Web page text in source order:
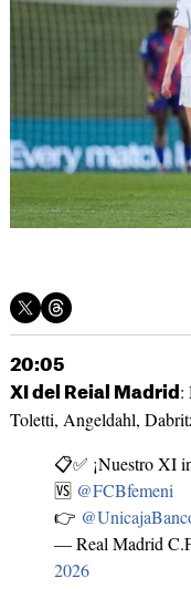
20:05
XI del Reial Madrid :
Toletti, Angeldahl,
📋✅ ¡Nuestro XI
🆚 @FCBfemeni
👉
— Real Madrid
2026